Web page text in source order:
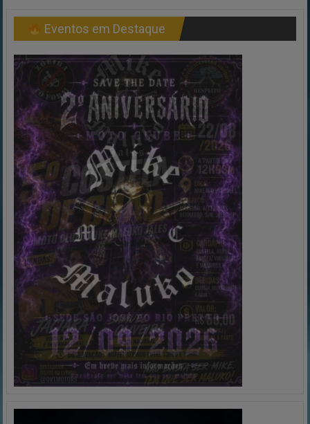
Eventos em Destaque